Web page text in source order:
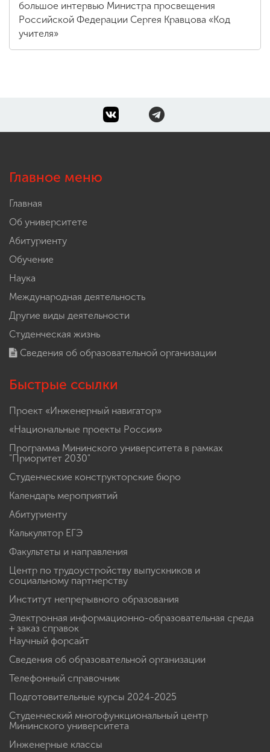
большое интервью Министра просвещения
Российской Федерации Сергея Кравцова «Код
учителя»
Главное меню
Главная
Об университете
Абитуриенту
Обучение
Наука
Международная деятельность
Другие виды деятельности
Студенческая жизнь
Сведения об образовательной организации
Быстрые ссылки
Проект «Инженерный навигатор»
«Национальные проекты России»
Программа Мининского университета в рамках
"Приоритет 2030"
Студенческие конструкторские бюро
Календарь мероприятий
Абитуриенту
Калькулятор ЕГЭ
Факультеты и направления
Центр по трудоустройству выпускников и
социальному партнерству
Институт непрерывного образования
Электронная информационно-образовательная среда
+ заказ справок
Научный форсайт
Сведения об образовательной организации
Телефонный справочник
Подготовительные курсы 2024-2025
Студенческий многофункциональный центр
Мининского университета
Инженерные классы